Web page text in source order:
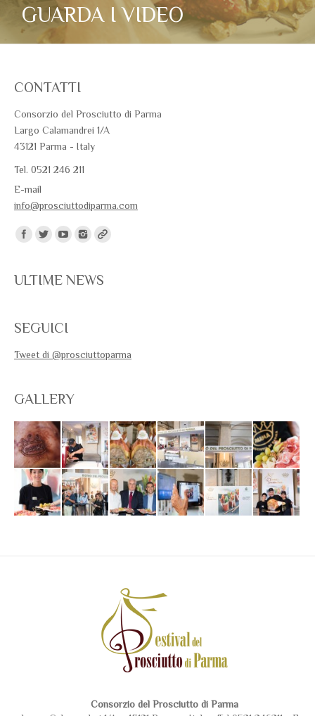
GUARDA I VIDEO
CONTATTI
Consorzio del Prosciutto di Parma
Largo Calamandrei 1/A
43121 Parma - Italy
Tel. 0521 246 211
E-mail
info@prosciuttodiparma.com
Trovaci su:
ULTIME NEWS
SEGUICI
Tweet di @prosciuttoparma
GALLERY
Consorzio del Prosciutto di Parma